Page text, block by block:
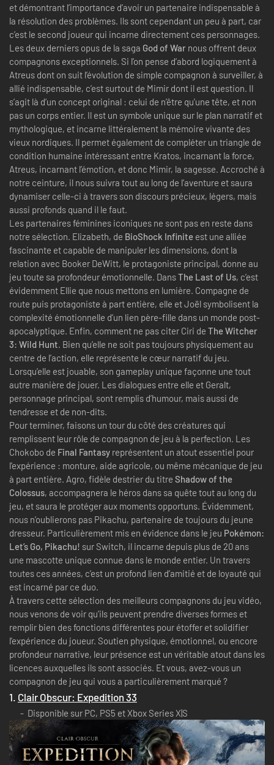
et démontrant l’importance d’avoir un partenaire indispensable à
la résolution des problèmes. Ils sont cependant un peu à part, car
c’est le second joueur qui incarne directement ces personnages.
Les deux derniers opus de la saga God of War nous offrent deux
compagnons exceptionnels. Si l’on pense d’abord logiquement à
Atreus dont on suit l’évolution de simple compagnon à surveiller, à
allié indispensable, c’est surtout de Mimir dont il est question. Il
s’agit là d’un concept original : celui de n’être qu'une tête, et non
pas un corps entier. Il est un symbole unique sur le plan narratif et
mythologique, et incarne littéralement la mémoire vivante des
vieux nordiques. Il permet également de compléter un triangle de
condition humaine intéressant entre Kratos, incarnant la force,
Atreus, incarnant l’émotion, et donc Mimir, la sagesse. Accroché à
notre ceinture, il nous suivra tout au long de l’aventure et saura
dynamiser celle-ci à travers son discours précieux, légers, mais
aussi profonds quand il le faut.
Les partenaires féminines iconiques ne sont pas en reste dans
notre sélection. Elizabeth, de BioShock Infinite est une alliée
fascinante et capable de manipuler les dimensions, dont la
relation avec Booker DeWitt, le protagoniste principal, donne au
jeu toute sa profondeur émotionnelle. DansThe Last of Us, c’est
évidemment Ellie que nous mettons en lumière. Compagne de
route puis protagoniste à part entière, elle et Joël symbolisent la
complexité émotionnelle d’un lien père-fille dans un monde post-
apocalyptique. Enfin, comment ne pas citer Ciri de The Witcher
3: Wild Hunt. Bien qu’elle ne soit pas toujours physiquement au
centre de l’action, elle représente le cœur narratif du jeu.
Lorsqu’elle est jouable, son gameplay unique façonne une tout
autre manière de jouer. Les dialogues entre elle et Geralt,
personnage principal, sont remplis d’humour, mais aussi de
tendresse et de non-dits.
Pour terminer, faisons un tour du côté des créatures qui
remplissent leur rôle de compagnon de jeu à la perfection. Les
Chokobo de Final Fantasy représentent un atout essentiel pour
l’expérience : monture, aide agricole, ou même mécanique de jeu
à part entière. Agro, fidèle destrier du titre Shadow of the
Colossus, accompagnera le héros dans sa quête tout au long du
jeu, et saura le protéger aux moments opportuns. Évidemment,
nous n’oublierons pas Pikachu, partenaire de toujours du jeune
dresseur. Particulièrement mis en évidence dans le jeu Pokémon:
Let’s Go, Pikachu! sur Switch, il incarne depuis plus de 20 ans
une mascotte unique connue dans le monde entier. Un travers
toutes ces années, c’est un profond lien d’amitié et de loyauté qui
est incarné par ce duo.
À travers cette sélection des meilleurs compagnons du jeu vidéo,
nous venons de voir qu’ils peuvent prendre diverses formes et
remplir bien des fonctions différentes pour étoffer et solidifier
l’expérience du joueur. Soutien physique, émotionnel, ou encore
profondeur narrative, leur présence est un véritable atout dans les
licences auxquelles ils sont associés. Et vous, avez-vous un
compagnon de jeu qui vous a particulièrement marqué ?
1. Clair Obscur: Expedition 33
Disponible sur PC, PS5 et Xbox Series X|S